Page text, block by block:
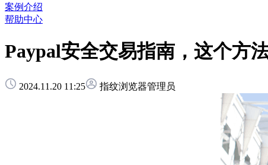
案例介绍
帮助中心
Paypal安全交易指南，这个方
2024.11.20 11:25 指纹浏览器管理员